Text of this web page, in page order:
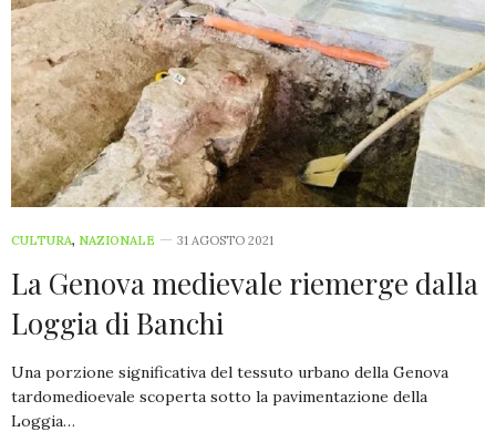
CULTURA, NAZIONALE 31 AGOSTO 2021
La Genova medievale riemerge dalla
Loggia di Banchi
Una porzione significativa del tessuto urbano della Genova
tardomedioevale scoperta sotto la pavimentazione della
Loggia…